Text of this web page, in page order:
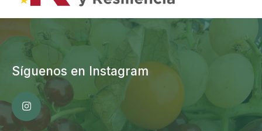
Síguenos en Instagram